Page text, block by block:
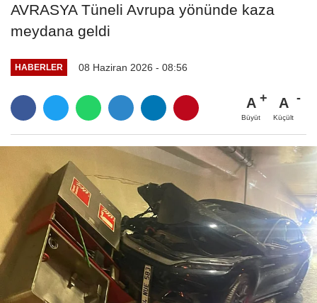
AVRASYA Tüneli Avrupa yönünde kaza
meydana geldi
HABERLER 08 Haziran 2026 - 08:56
A
Büyüt
A
Küçült